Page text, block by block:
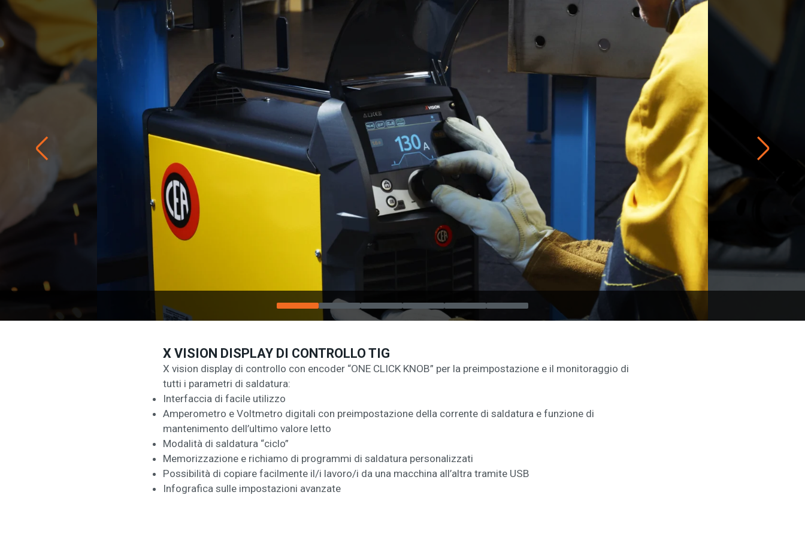
X VISION DISPLAY DI CONTROLLO TIG
X vision display di controllo con encoder “ONE CLICK KNOB” per la preimpostazione e il monitoraggio di
tutti i parametri di saldatura:
Interfaccia di facile utilizzo
Amperometro e Voltmetro digitali con preimpostazione della corrente di saldatura e funzione di
mantenimento dell’ultimo valore letto
Modalità di saldatura “ciclo”
Memorizzazione e richiamo di programmi di saldatura personalizzati
Possibilità di copiare facilmente il/i lavoro/i da una macchina all’altra tramite USB
Infografica sulle impostazioni avanzate